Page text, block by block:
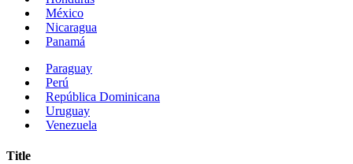
México
Nicaragua
Panamá
Paraguay
Perú
República Dominicana
Uruguay
Venezuela
Title